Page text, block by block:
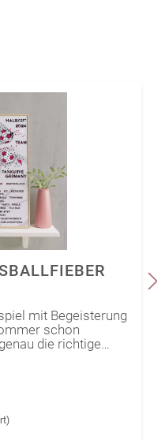
mit Begeisterung
schon
die richtige
sogar
Freunde… Dir sind